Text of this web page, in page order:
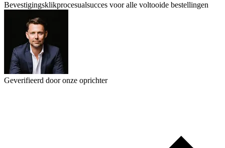
Bevestigingsklikprocesualsucces voor alle voltooide bestellingen
Geverifieerd door onze oprichter